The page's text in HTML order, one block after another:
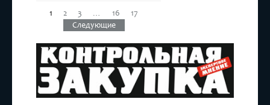
1 2 3 … 16
17
Следующие